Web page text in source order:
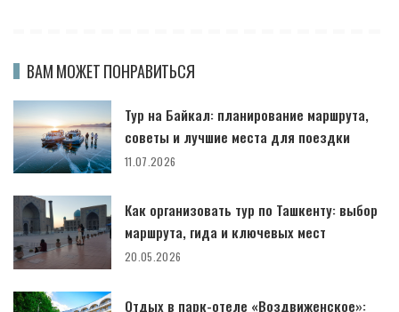
ВАМ МОЖЕТ ПОНРАВИТЬСЯ
Тур на Байкал: планирование маршрута,
советы и лучшие места для поездки
11.07.2026
Как организовать тур по Ташкенту: выбор
маршрута, гида и ключевых мест
20.05.2026
Отдых в парк-отеле «Воздвиженское»: